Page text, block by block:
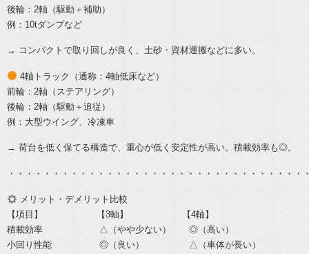
後輪：2軸（駆動＋補助）
例：10tダンプなど
→ コンパクトで取り回しが良く、土砂・資材運搬などに多い。
4軸トラック（通称：4軸低床など）
前輪：2軸（ステアリング）
後輪：2軸（駆動＋追従）
例：大型ウイング、冷凍車
→ 荷台を低く保てる構造で、重心が低く安定性が高い。積載効率も◎。
・・・・・・・・・・・・・・・・・・・・・・・・・・・・・・・・
メリット・デメリット比較
【項目】 【3軸】 【4軸】
積載効率 △（やや少ない） ◎（高い）
小回り性能 ◎（良い） △（車体が長い）